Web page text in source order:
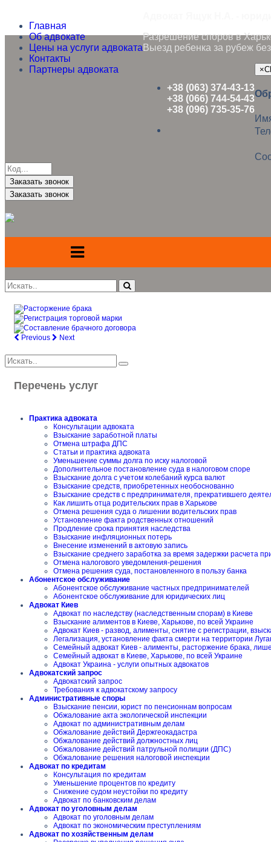
Главная
Об адвокате
Цены на услуги адвоката
Контакты
Партнеры адвоката
Разрешение споров в
Выезд ребенка за рубеж
+38 (063) 374-43-13
+38 (066) 744-54-43
+38 (096) 735-35-76
×
Заказать звонок
Previous Next
Перечень услуг
Практика адвоката
Консультации адвоката
Взыскание заработной платы
Отмена штрафа ДПС
Статьи и практика адвоката
Уменьшение суммы долга по иску налоговой
Дополнительное постановление суда в налоговом споре
Взыскание долга с учетом колебаний курса валют
Взыскание средств, приобретенных необоснованно
Взыскание средств с предпринимателя, прекратившего
Как лишить отца родительских прав в Харькове
Отмена решения суда о лишении водительских прав
Установление факта родственных отношений
Продление срока принятия наследства
Взыскание инфляционных потерь
Внесение изменений в актовую запись
Взыскание среднего заработка за время задержки расчета
Отмена налогового уведомления-решения
Отмена решения суда, постановленного в пользу банка
Абонентское обслуживание
Абонентское обслуживание частных предпринимателей
Абонентское обслуживание для юридических лиц
Адвокат Киев
Адвокат по наследству (наследственным спорам) в Киеве
Взыскание алиментов в Киеве, Харькове, по всей Украине
Адвокат Киев - развод, алименты, снятие с регистрации,
Легализация, установление факта смерти на территории
Семейный адвокат Киев - алименты, расторжение брака,
Семейный адвокат в Киеве, Харькове, по всей Украине
Адвокат Украина - услуги опытных адвокатов
Адвокатский запрос
Адвокатский запрос
Требования к адвокатскому запросу
Административные споры
Взыскание пенсии, юрист по пенсионнам вопросам
Обжалование акта экологической инспекции
Адвокат по административным делам
Обжалование действий Держгеокадастра
Обжалование действий должностных лиц
Обжалование действий патрульной полиции (ДПС)
Обжалование решения налоговой инспекции
Адвокат по кредитам
Консультация по кредитам
Уменьшение процентов по кредиту
Снижение судом неустойки по кредиту
Адвокат по банковским делам
Адвокат по уголовным делам
Адвокат по уголовным делам
Адвокат по экономическим преступлениям
Адвокат по хозяйственным делам